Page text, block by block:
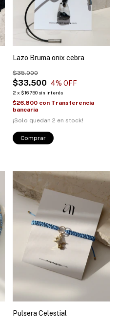
Lazo Bruma onix cebra
$33.500
$35.000
4% OFF
2 x $16.750 sin interés
$26.800 con Transferencia
bancaria
¡Solo quedan 2 en stock!
Pulsera Celestial